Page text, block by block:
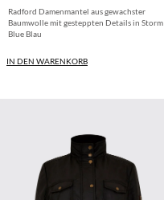
Radford Damenmantel aus gewachster
Baumwolle mit gesteppten Details in Storm
Blue Blau
IN DEN WARENKORB